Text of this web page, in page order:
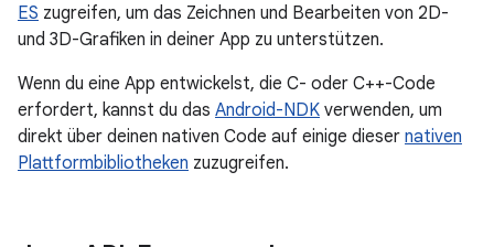
ES zugreifen, um das Zeichnen und Bearbeiten von 2D-
und 3D-Grafiken in deiner App zu unterstützen.
Wenn du eine App entwickelst, die C- oder C++-Code
erfordert, kannst du das Android-NDK verwenden, um
direkt über deinen nativen Code auf einige dieser nativen
Plattformbibliotheken zuzugreifen.